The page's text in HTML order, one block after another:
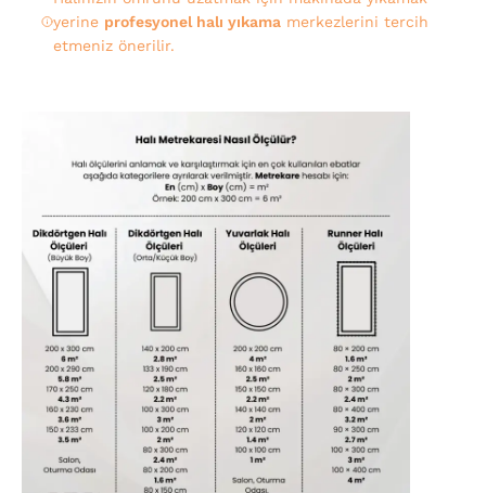
yerine profesyonel halı yıkamamerkezlerini tercih
etmeniz önerilir.